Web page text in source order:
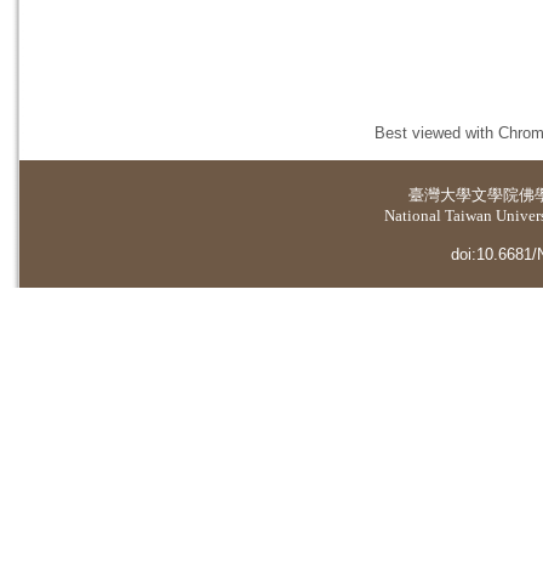
Best viewed with
臺灣大學文學院佛
National Taiwan
doi:10.6681/